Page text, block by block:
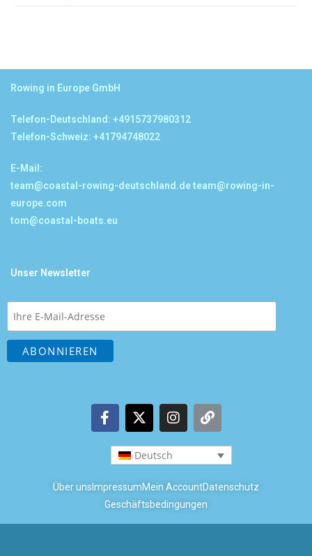
Rowing in Europe GmbH
Telefon-Deutschland: +4915737980312
Telefon-Schweiz: +41794748022
E-Mail:
team@coastal-rowing-deutschland.deteam@rowing-in-
europe.com
tom@coastal-boats.eu
Unser Newsletter
Deutsch
Über uns ImpressumMein AccountDatenschutz
Geschäftsbedingungen